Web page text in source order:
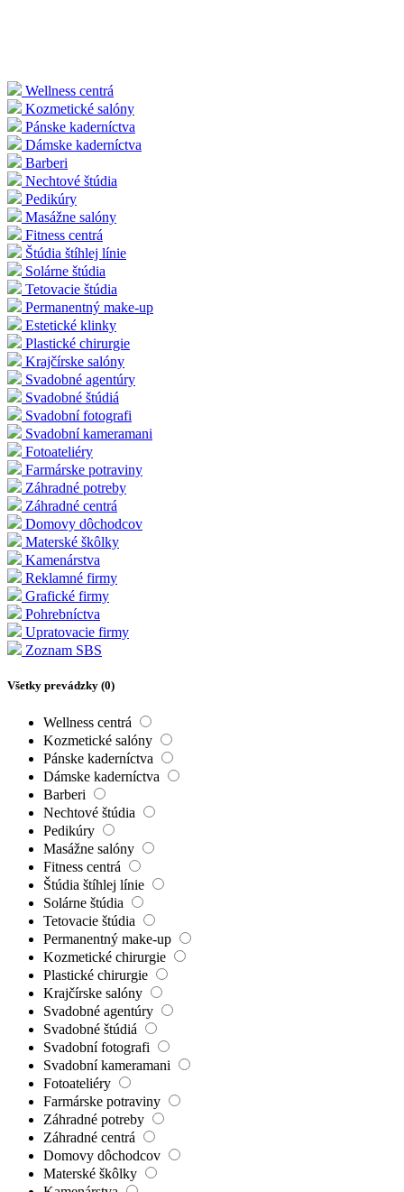
Wellness centrá
Kozmetické salóny
Pánske kaderníctva
Dámske kaderníctva
Barberi
Nechtové štúdia
Pedikúry
Masážne salóny
Fitness centrá
Štúdia štíhlej línie
Solárne štúdia
Tetovacie štúdia
Permanentný make-up
Estetické klinky
Plastické chirurgie
Krajčírske salóny
Svadobné agentúry
Svadobné štúdiá
Svadobní fotografi
Svadobní kameramani
Fotoateliéry
Farmárske potraviny
Záhradné potreby
Záhradné centrá
Domovy dôchodcov
Materské škôlky
Kamenárstva
Reklamné firmy
Grafické firmy
Pohrebníctva
Upratovacie firmy
Zoznam SBS
Všetky prevádzky (0)
Wellness centrá
Kozmetické salóny
Pánske kaderníctva
Dámske kaderníctva
Barberi
Nechtové štúdia
Pedikúry
Masážne salóny
Fitness centrá
Štúdia štíhlej línie
Solárne štúdia
Tetovacie štúdia
Permanentný make-up
Kozmetické chirurgie
Plastické chirurgie
Krajčírske salóny
Svadobné agentúry
Svadobné štúdiá
Svadobní fotografi
Svadobní kameramani
Fotoateliéry
Farmárske potraviny
Záhradné potreby
Záhradné centrá
Domovy dôchodcov
Materské škôlky